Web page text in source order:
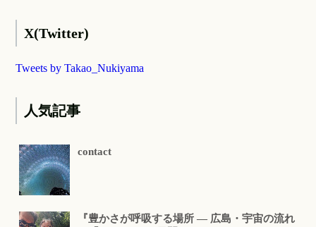
X(Twitter)
Tweets by Takao_Nukiyama
人気記事
contact
『豊かさが呼吸する場所 ― 広島・宇宙の流れ